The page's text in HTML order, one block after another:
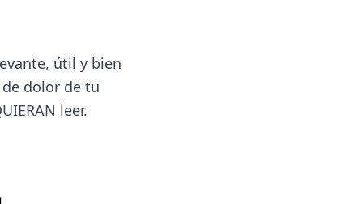
útil y bien
dolor de tu
leer.